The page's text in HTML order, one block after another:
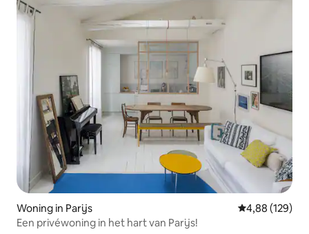
Woning in Parijs Gemiddelde
4,88 (129)
Een privéwoning in het hart van Parijs!